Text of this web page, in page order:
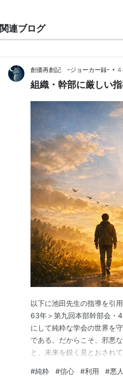
関連ブログ
創価再創記 ｰジョーカー録ｰ • 4
組織・幹部に厳しい
以下に池田先生の指導を引
63年＞第九回本部幹部会・
にして純粋な学会の世界を
である。だからこそ、邪悪
と、未来を鋭く見とおされ
い時代＝人が善いだけでは
#純粋 #信心 #利用 #悪人